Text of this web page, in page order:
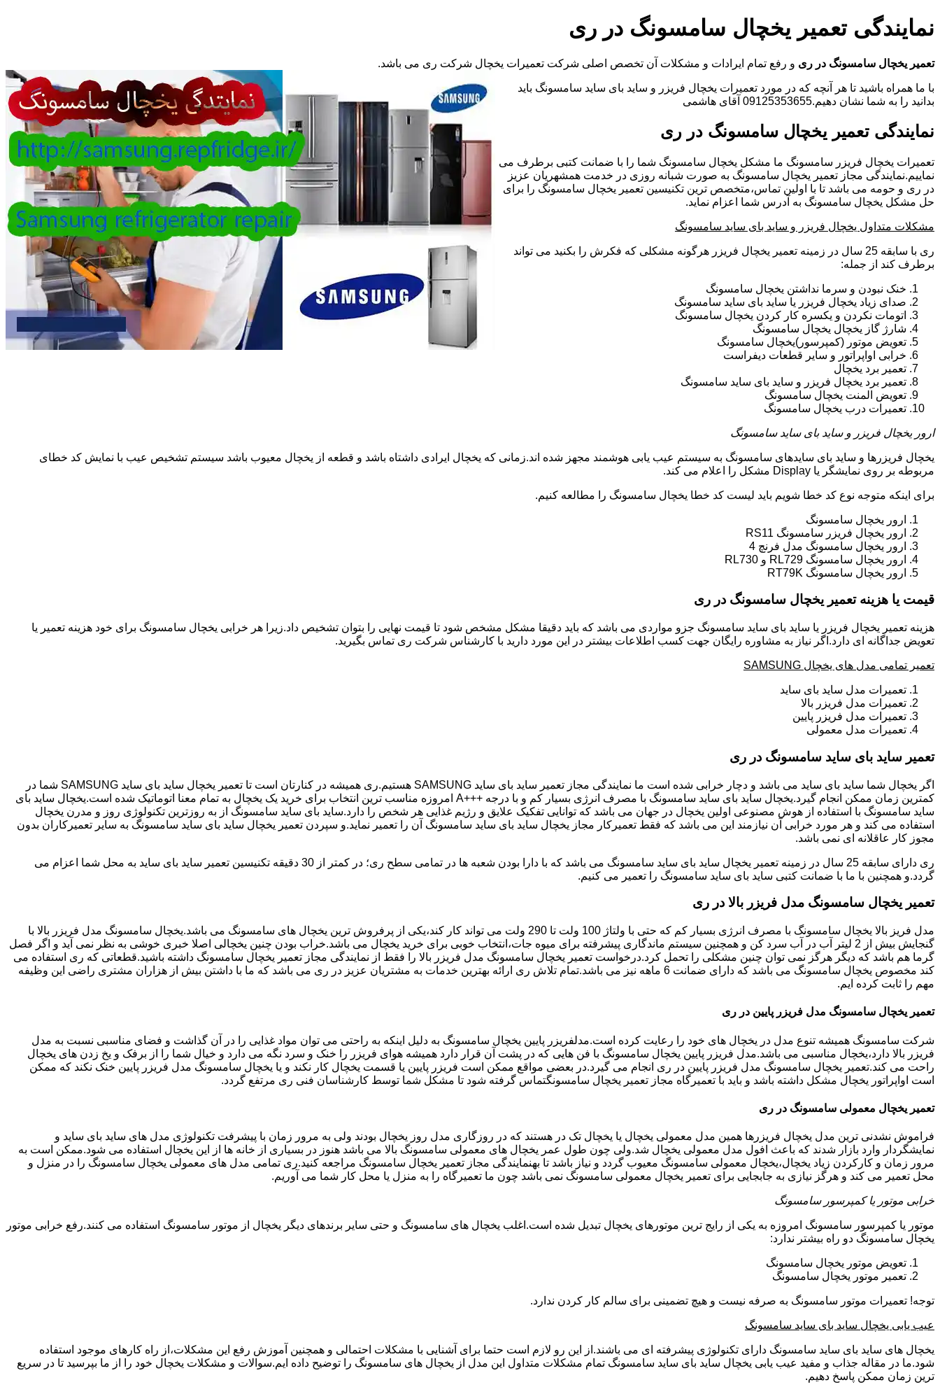
نمایندگی تعمیر یخچال سامسونگ در ری
تعمیر یخچال سامسونگ در ری و رفع تمام ایرادات و مشکلات آن تخصص اصلی شرکت تعمیرات یخچال شرکت ری می باشد.
با ما همراه باشید تا هر آنچه که در مورد تعمیرات یخچال فریزر و ساید بای ساید سامسونگ باید
بدانید را به شما نشان دهیم.09125353655 آقای هاشمی
نمایندگی تعمیر یخچال سامسونگ در ری
تعمیرات یخچال فریزر سامسونگ ما مشکل یخچال سامسونگ شما را با ضمانت کتبی برطرف می
نماییم.نمایندگی مجاز تعمیر یخچال سامسونگ به صورت شبانه روزی در خدمت همشهریان عزیز
در ری و حومه می باشد تا با اولین تماس،متخصص ترین تکنیسین تعمیر یخچال سامسونگ را برای
حل مشکل یخچال سامسونگ به آدرس شما اعزام نماید.
مشکلات متداول یخچال فریزر و ساید بای ساید سامسونگ
ری با سابقه 25 سال در زمینه تعمیر یخچال فریزر هرگونه مشکلی که فکرش را بکنید می تواند
برطرف کند از جمله:
خنک نبودن و سرما نداشتن یخچال سامسونگ
صدای زیاد یخچال فریزر یا ساید بای ساید سامسونگ
اتومات نکردن و یکسره کار کردن یخچال سامسونگ
شارژ گاز یخچال یخچال سامسونگ
تعویض موتور (کمپرسور)یخچال سامسونگ
خرابی اواپراتور و سایر قطعات دیفراست
تعمیر برد یخچال
تعمیر برد یخچال فریزر و ساید بای ساید سامسونگ
تعویض المنت یخچال سامسونگ
تعمیرات درب یخچال سامسونگ
ارور یخچال فریزر و ساید بای ساید سامسونگ
یخچال فریزرها و ساید بای سایدهای سامسونگ به سیستم عیب یابی هوشمند مجهز شده اند.زمانی که یخچال ایرادی داشتاه باشد و قطعه از یخچال معیوب باشد سیستم تشخیص عیب با نمایش کد خطای
مربوطه بر روی نمایشگر یا Display مشکل را اعلام می کند.
برای اینکه متوجه نوع کد خطا شویم باید لیست کد خطا یخچال سامسونگ را مطالعه کنیم.
ارور یخچال سامسونگ
ارور یخچال فریزر سامسونگ RS11
ارور یخچال سامسونگ مدل فرنچ 4
ارور یخچال سامسونگ RL729 و RL730
ارور یخچال سامسونگ RT79K
قیمت یا هزینه تعمیر یخچال سامسونگ در ری
هزینه تعمیر یخچال فریزر یا ساید بای ساید سامسونگ جزو مواردی می باشد که باید دقیقا مشکل مشخص شود تا قیمت نهایی را بتوان تشخیص داد.زیرا هر خرابی یخچال سامسونگ برای خود هزینه تعمیر یا
تعویض جداگانه ای دارد.اگر نیاز به مشاوره رایگان جهت کسب اطلاعات بیشتر در این مورد دارید با کارشناس شرکت ری تماس بگیرید.
تعمیر تمامی مدل های یخچال SAMSUNG
تعمیرات مدل ساید بای ساید
تعمیرات مدل فریزر بالا
تعمیرات مدل فریزر پایین
تعمیرات مدل معمولی
تعمیر ساید بای ساید سامسونگ در ری
اگر یخچال شما ساید بای ساید می باشد و دچار خرابی شده است ما نمایندگی مجاز تعمیر ساید بای ساید SAMSUNG هستیم.ری همیشه در کنارتان است تا تعمیر یخچال ساید بای ساید SAMSUNG شما در
کمترین زمان ممکن انجام گیرد.یخچال ساید بای ساید سامسونگ با مصرف انرژی بسیار کم و با درجه +++A امروزه مناسب ترین انتخاب برای خرید یک یخچال به تمام معنا اتوماتیک شده است.یخچال ساید بای
ساید سامسونگ با استفاده از هوش مصنوعی اولین یخچال در جهان می باشد که توانایی تفکیک علایق و رژیم غذایی هر شخص را دارد.ساید بای ساید سامسونگ از به روزترین تکنولوژی روز و مدرن یخچال
استفاده می کند و هر مورد خرابی آن نیازمند این می باشد که فقط تعمیرکار مجاز یخچال ساید بای ساید سامسونگ آن را تعمیر نماید.و سپردن تعمیر یخچال ساید بای ساید سامسونگ به سایر تعمیرکاران بدون
مجوز کار عاقلانه ای نمی باشد.
ری دارای سابقه 25 سال در زمینه تعمیر یخچال ساید بای ساید سامسونگ می باشد که با دارا بودن شعبه ها در تمامی سطح ری؛ در کمتر از 30 دقیقه تکنیسین تعمیر ساید بای ساید به محل شما اعزام می
گردد.و همچنین با ما با ضمانت کتبی ساید بای ساید سامسونگ را تعمیر می کنیم.
تعمیر یخچال سامسونگ مدل فریزر بالا در ری
مدل فریز بالا یخچال سامسونگ با مصرف انرژی بسیار کم که حتی با ولتاژ 100 ولت تا 290 ولت می تواند کار کند،یکی از پرفروش ترین یخچال های سامسونگ می باشد.یخچال سامسونگ مدل فریزر بالا با
گنجایش بیش از 2 لیتر آب در آب سرد کن و همچنین سیستم ماندگاری پیشرفته برای میوه جات،انتخاب خوبی برای خرید یخچال می باشد.خراب بودن چنین یخچالی اصلا خبری خوشی به نظر نمی آید و اگر فصل
گرما هم باشد که دیگر هرگز نمی توان چنین مشکلی را تحمل کرد.درخواست تعمیر یخچال سامسونگ مدل فریزر بالا را فقط از نمایندگی مجاز تعمیر یخچال سامسونگ داشته باشید.قطعاتی که ری استفاده می
کند مخصوص یخچال سامسونگ می باشد که دارای ضمانت 6 ماهه نیز می باشد.تمام تلاش ری ارائه بهترین خدمات به مشتریان عزیز در ری می باشد که ما با داشتن بیش از هزاران مشتری راضی این وظیفه
مهم را ثابت کرده ایم.
تعمیر یخچال سامسونگ مدل فریزر پایین در ری
شرکت سامسونگ همیشه تنوع مدل در یخچال های خود را رعایت کرده است.مدلفریزر پایین یخچال سامسونگ به دلیل اینکه به راحتی می توان مواد غذایی را در آن گذاشت و فضای مناسبی نسبت به مدل
فریزر بالا دارد،یخچال مناسبی می باشد.مدل فریزر پایین یخچال سامسونگ با فن هایی که در پشت آن قرار دارد همیشه هوای فریزر را خنک و سرد نگه می دارد و خیال شما را از برفک و یخ زدن های یخچال
راحت می کند.تعمیر یخچال سامسونگ مدل فریزر پایین در ری انجام می گیرد.در بعضی مواقع ممکن است فریزر پایین یا قسمت یخچال کار نکند و یا یخچال سامسونگ مدل فریزر پایین خنک نکند که ممکن
است اواپراتور یخچال مشکل داشته باشد و باید با تعمیرگاه مجاز تعمیر یخچال سامسونگتماس گرفته شود تا مشکل شما توسط کارشناسان فنی ری مرتفع گردد.
تعمیر یخچال معمولی سامسونگ در ری
فراموش نشدنی ترین مدل یخچال فریزرها همین مدل معمولی یخچال یا یخچال تک در هستند که در روزگاری مدل روز یخچال بودند ولی به مرور زمان با پیشرفت تکنولوژی مدل های ساید بای ساید و
نمایشگردار وارد بازار شدند که باعث افول مدل معمولی یخچال شد.ولی چون طول عمر یخچال های معمولی سامسونگ بالا می باشد هنوز در بسیاری از خانه ها از این یخچال استفاده می شود.ممکن است به
مرور زمان و کارکردن زیاد یخچال،یخچال معمولی سامسونگ معیوب گردد و نیاز باشد تا بهنمایندگی مجاز تعمیر یخچال سامسونگ مراجعه کنید.ری تمامی مدل های معمولی یخچال سامسونگ را در منزل و
محل تعمیر می کند و هرگز نیازی به جابجایی برای تعمیر یخچال معمولی سامسونگ نمی باشد چون ما تعمیرگاه را به منزل یا محل کار شما می آوریم.
خرابی موتور یا کمپرسور سامسونگ
موتور یا کمپرسور سامسونگ امروزه به یکی از رایج ترین موتورهای یخچال تبدیل شده است.اغلب یخچال های سامسونگ و حتی سایر برندهای دیگر یخچال از موتور سامسونگ استفاده می کنند.رفع خرابی موتور
یخچال سامسونگ دو راه بیشتر ندارد:
تعویض موتور یخچال سامسونگ
تعمیر موتور یخچال سامسونگ
توجه! تعمیرات موتور سامسونگ به صرفه نیست و هیچ تضمینی برای سالم کار کردن ندارد.
عیب یابی یخچال ساید بای ساید سامسونگ
یخچال های ساید بای ساید سامسونگ دارای تکنولوژی پیشرفته ای می باشند.از این رو لازم است حتما برای آشنایی با مشکلات احتمالی و همچنین آموزش رفع این مشکلات،از راه کارهای موجود استفاده
شود.ما در مقاله جذاب و مفید عیب یابی یخچال ساید بای ساید سامسونگ تمام مشکلات متداول این مدل از یخچال های سامسونگ را توضیح داده ایم.سوالات و مشکلات یخچال خود را از ما بپرسید تا در سریع
ترین زمان ممکن پاسخ دهیم.